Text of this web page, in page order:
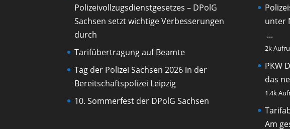
Polizeivollzugsdienstgesetzes – DPolG
Sachsen setzt wichtige Verbesserungen
durch
Tarifübertragung auf Beamte
Tag der Polizei Sachsen 2026 in der
Bereitschaftspolizei Leipzig
10. Sommerfest der DPolG Sachsen
unter
...
2k
PKW
das
1.4k
Am